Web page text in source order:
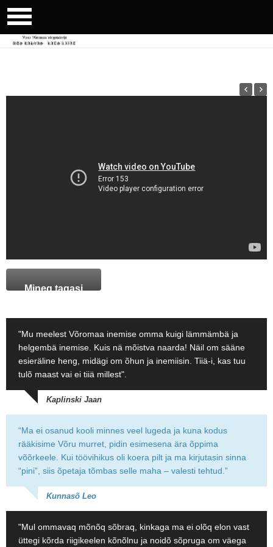
Mineq tagasi
"Mu meelest Võromaa inemise omma kuigi lämmämbä ja
helgembä inemise. Kuis nä mõistva naarda! Näil om sääne
esieräline heng, midägi om õhun ja inemiisin. Tiiä-i, kas tuu
tulõ maast vai ei tiiä millest".
Kaplinski Jaan
“Ma ei osanud kooli minnes veel lugeda ja kuna kodus
rääkisime Võru murret, pidin esimesena ära õppima
võõrkeele. Kui töövihikus oli koera pilt ja ma kirjutasin sinna
“pini”, siis õpetaja tõmbas selle maha – valesti tehtud.”
Kunnasõ Leo
"Mul ommavaq mõnõq sõbraq, kinkaga ma ei olõq elon vast
üttegi kõrda riigikeelen kõnõlnu ja noidõ sõpruga om väega